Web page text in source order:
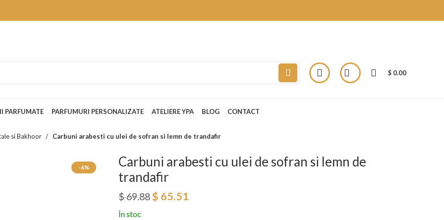
$ 0.00
PARFUMATE PARFUMURI PERSONALIZATE ATELIERE YPA BLOG CONTACT
si Bakhoor Carbuni arabesti cu ulei de sofran si lemn de trandafir
-6%
Carbuni arabesti cu ulei de sofran si lemn de
trandafir
$69.88$ 65.51
În stoc